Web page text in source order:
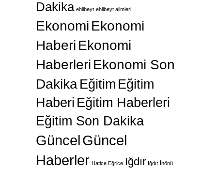
Dakika ehlibeyt ehlibeyt alimleri
Ekonomi Ekonomi
Haberi Ekonomi
Haberleri Ekonomi Son
Dakika Eğitim Eğitim
Haberi Eğitim Haberleri
Eğitim Son Dakika
GüncelGüncel
Haberler Hatice Eğrice Iğdır Iğdır İnönü